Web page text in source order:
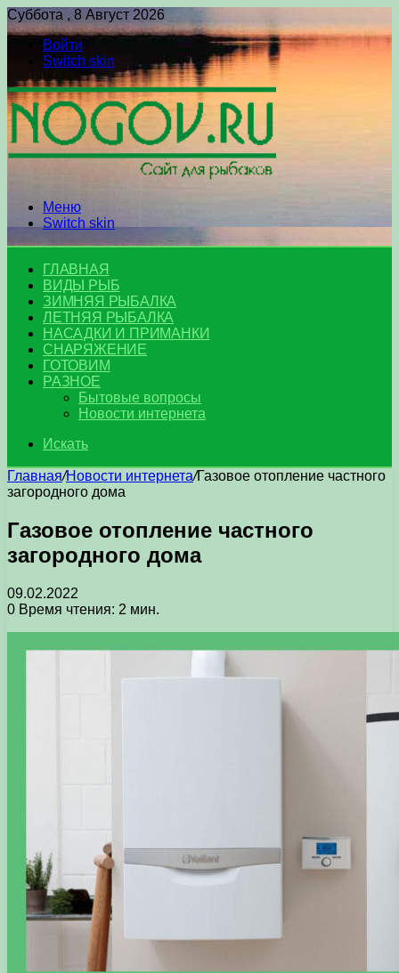
Суббота , 8 Август 2026
Войти
Switch skin
Меню
Switch skin
ГЛАВНАЯ
ВИДЫ РЫБ
ЗИМНЯЯ РЫБАЛКА
ЛЕТНЯЯ РЫБАЛКА
НАСАДКИ И ПРИМАНКИ
СНАРЯЖЕНИЕ
ГОТОВИМ
РАЗНОЕ
Бытовые вопросы
Новости интернета
Искать
Главная/Новости интернета/Газовое отопление частного
загородного дома
Газовое отопление частного
загородного дома
09.02.2022
0 Время чтения: 2 мин.